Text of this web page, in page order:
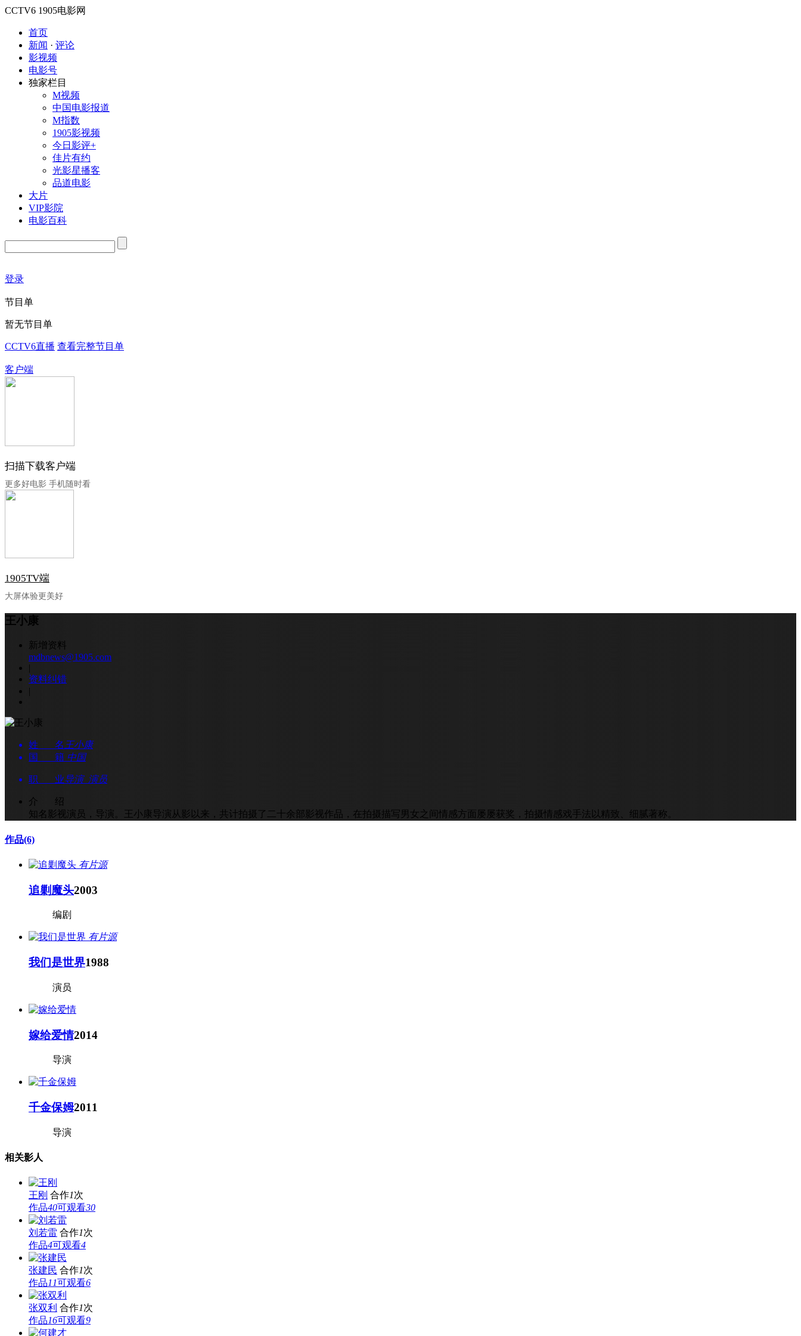
CCTV6 1905电影网
首页
新闻 · 评论
影视频
电影号
独家栏目
M视频
中国电影报道
M指数
1905影视频
今日影评+
佳片有约
光影星播客
品道电影
大片
VIP影院
电影百科
登录
节目单
暂无节目单
CCTV6直播 查看完整节目单
客户端
扫描下载客户端
更多好电影 手机随时看
1905TV端
大屏体验更美好
王小康
新增资料
mdbnews@1905.com
|
资料纠错
|
姓 名王小康
国 籍 中国
职 业导演 演员
介 绍
知名影视演员，导演。王小康导演从影以来，共计拍摄了二十余部影视作品，在拍摄描写男女之间情感方面屡屡获奖，拍摄情感戏手法以精致、细腻著称。
作品(6)
有片源
追剿魔头2003
编剧
有片源
我们是世界1988
演员
嫁给爱情2014
导演
千金保姆2011
导演
相关影人
王刚 合作1次
作品40可观看30
刘若雷 合作1次
作品4可观看4
张建民 合作1次
作品11可观看6
张双利 合作1次
作品16可观看9